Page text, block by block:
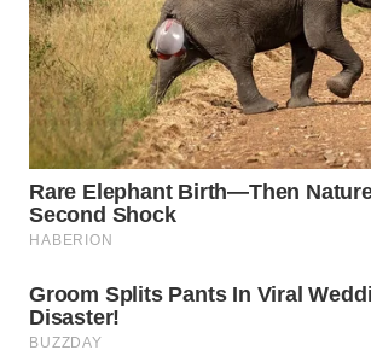
SUMEDANG
WN
CIANJUR
WN
KEPULAUAN
SERIBU
WN
TANGERANG